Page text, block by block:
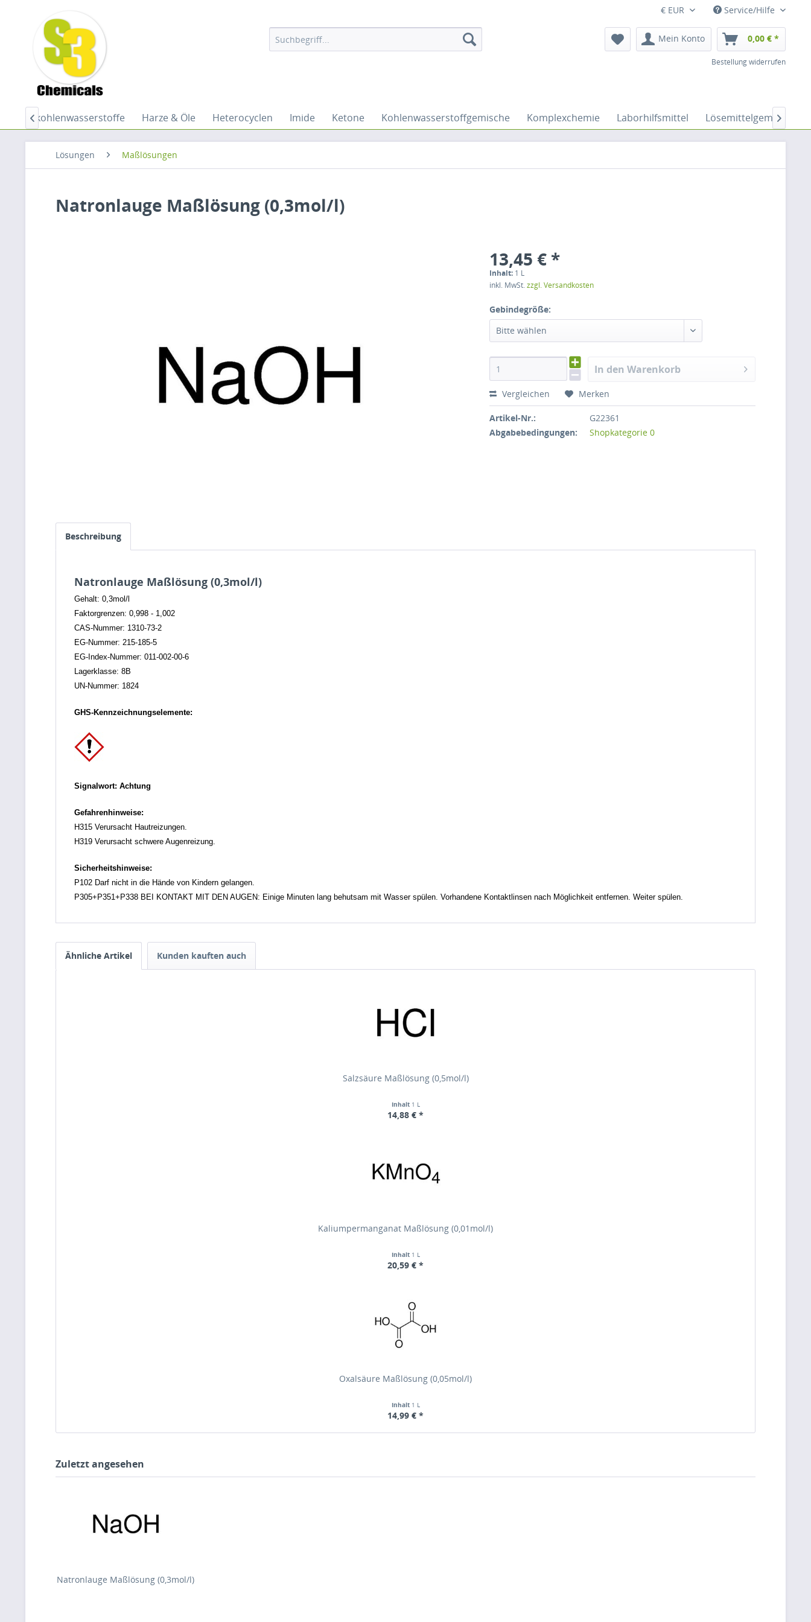
€ EUR Service/Hilfe
Mein Konto 0,00 € *
Bestellung widerrufen
Harze & Öle Heterocyclen Imide Ketone Kohlenwasserstoffgemische Komplexchemie Laborhilfsmittel Lösemittelgemische
 
Lösungen Maßlösungen
Natronlauge Maßlösung (0,3mol/l)
13,45 € *
Inhalt: 1 L
inkl. MwSt.zzgl. Versandkosten
Gebindegröße:
Bitte wählen
In den Warenkorb
Vergleichen Merken
Artikel-Nr.:
G22361
Abgabebedingungen:
Shopkategorie 0
Beschreibung
Natronlauge Maßlösung (0,3mol/l)
Gehalt: 0,3mol/l
Faktorgrenzen: 0,998 - 1,002
CAS-Nummer: 1310-73-2
EG-Nummer: 215-185-5
EG-Index-Nummer: 011-002-00-6
Lagerklasse: 8B
UN-Nummer: 1824
GHS-Kennzeichnungselemente:
Signalwort: Achtung
Gefahrenhinweise:
H315 Verursacht Hautreizungen.
H319 Verursacht schwere Augenreizung.
Sicherheitshinweise:
P102 Darf nicht in die Hände von Kindern gelangen.
P305+P351+P338 BEI KONTAKT MIT DEN AUGEN: Einige Minuten lang behutsam mit Wasser spülen. Vorhandene Kontaktlinsen nach Möglichkeit entfernen. Weiter spülen.
Ähnliche Artikel Kunden kauften auch
Salzsäure Maßlösung (0,5mol/l)
Inhalt 1 L
14,88 € *
Kaliumpermanganat Maßlösung (0,01mol/l)
Inhalt 1 L
20,59 € *
Oxalsäure Maßlösung (0,05mol/l)
Inhalt 1 L
14,99 € *
Zuletzt angesehen
Natronlauge Maßlösung (0,3mol/l)